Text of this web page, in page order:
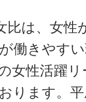
比は、女性
働きやす
女性活躍
ります。